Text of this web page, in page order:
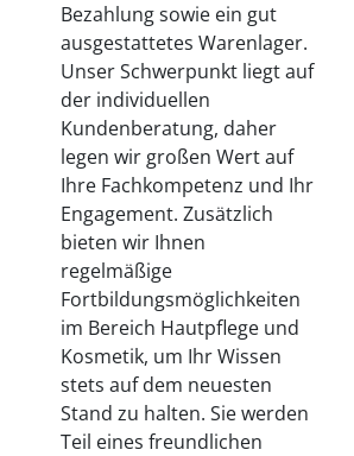
Bezahlung sowie ein gut
ausgestattetes Warenlager.
Unser Schwerpunkt liegt auf
der individuellen
Kundenberatung, daher
legen wir großen Wert auf
Ihre Fachkompetenz und Ihr
Engagement. Zusätzlich
bieten wir Ihnen
regelmäßige
Fortbildungsmöglichkeiten
im Bereich Hautpflege und
Kosmetik, um Ihr Wissen
stets auf dem neuesten
Stand zu halten. Sie werden
Teil eines freundlichen